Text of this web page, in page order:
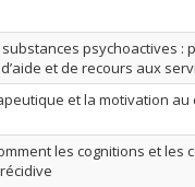
psychoactives :
et de recours aux
et la motivation au
les cognitions et les